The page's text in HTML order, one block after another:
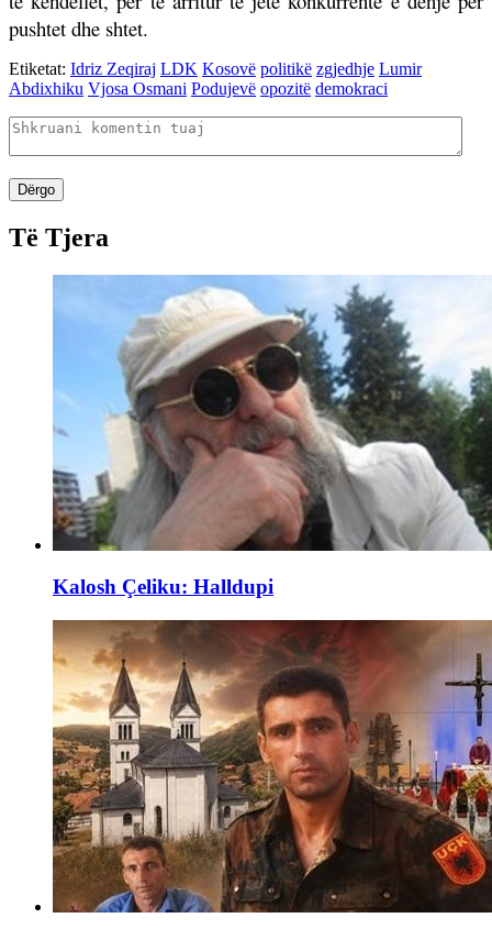
pushtet dhe shtet.
Etiketat: Idriz Zeqiraj LDK Kosovë politikë zgjedhje Lumir
Abdixhiku Vjosa Osmani Podujevë opozitë demokraci
Dërgo
Të Tjera
Kalosh Çeliku: Halldupi